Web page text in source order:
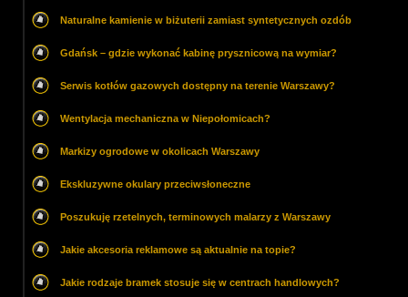
Naturalne kamienie w biżuterii zamiast syntetycznych ozdób
Gdańsk – gdzie wykonać kabinę prysznicową na wymiar?
Serwis kotłów gazowych dostępny na terenie Warszawy?
Wentylacja mechaniczna w Niepołomicach?
Markizy ogrodowe w okolicach Warszawy
Ekskluzywne okulary przeciwsłoneczne
Poszukuję rzetelnych, terminowych malarzy z Warszawy
Jakie akcesoria reklamowe są aktualnie na topie?
Jakie rodzaje bramek stosuje się w centrach handlowych?